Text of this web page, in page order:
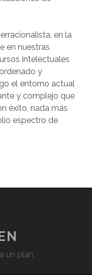
en la
en nuestras
intelectuales
y
el entorno actual
y complejo que
éxito, nada más
espectro de
un plan